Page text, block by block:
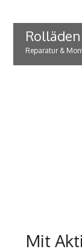
Rolläden
Reparatur &
Mit